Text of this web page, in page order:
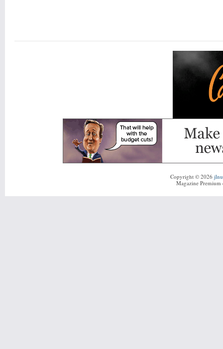
Copyright © 2026
Magazine Premium